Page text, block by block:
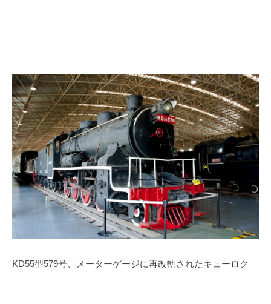
KD55型579号、メーターゲージに再改軌されたキューロク